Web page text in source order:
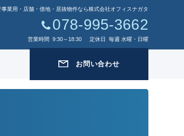
業用・店舗・借地・居抜物件なら株式会社オフィスナガタ
078-995-3662
営業時間 9:30～18:30 定休日 毎週 水曜・日曜
お問い合わせ